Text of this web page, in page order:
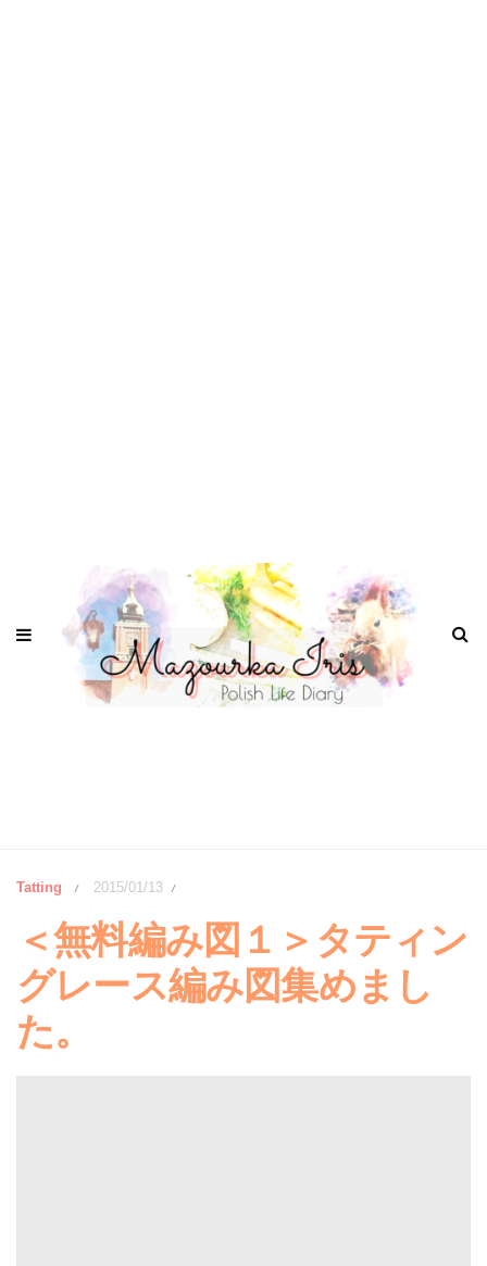
Tatting / 2015/01/13 /
＜無料編み図１＞タティン
グレース編み図集めまし
た。